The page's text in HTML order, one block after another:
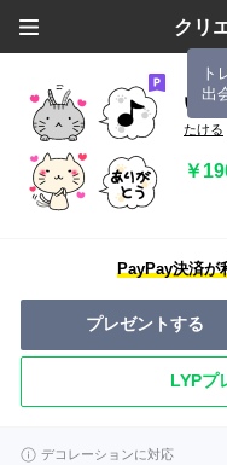
クリ
ト
出
いろ
たける
￥
PayPay決済が
プレゼントする
LYPプ
デコレーションに対応